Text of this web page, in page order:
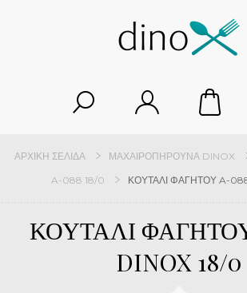
ΑΡΧΙΚΉ ΣΕΛΊΔΑ ΜΑΧΑΙΡΟΠΉΡΟΥΝΑ DINOX
A-088 18/0
ΚΟΥΤΑΛΙ ΦΑΓΗΤΟΥ A-
ΚΟΥΤΑΛΙ
DINOX 18/0